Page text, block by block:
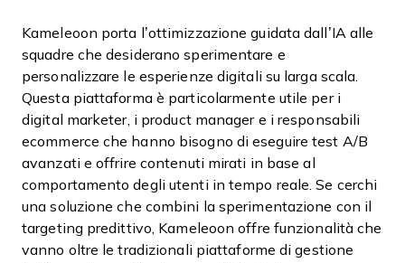
Kameleoon porta l’ottimizzazione guidata dall’IA alle
squadre che desiderano sperimentare e
personalizzare le esperienze digitali su larga scala.
Questa piattaforma è particolarmente utile per i
digital marketer, i product manager e i responsabili
ecommerce che hanno bisogno di eseguire test A/B
avanzati e offrire contenuti mirati in base al
comportamento degli utenti in tempo reale. Se cerchi
una soluzione che combini la sperimentazione con il
targeting predittivo, Kameleoon offre funzionalità che
vanno oltre le tradizionali piattaforme di gestione